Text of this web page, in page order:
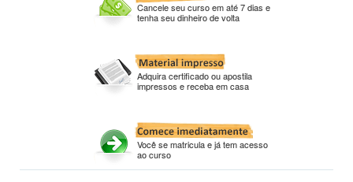
Cancele seu curso em até 7 dias e
tenha seu dinheiro de volta
Adquira certificado ou apostila
impressos e receba em casa
Você se matricula e já tem acesso
ao curso